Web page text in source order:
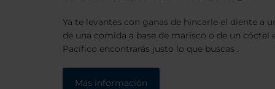
Ya te levantes con ganas de hincarle el diente a
de una comida a base de marisco o de un cóctel
Pacífico encontrarás justo lo que buscas .
Más información